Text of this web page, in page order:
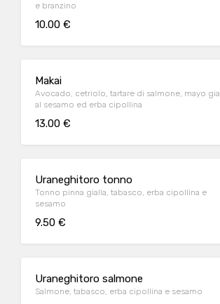
e branzino
10.00 €
Makai
Avocado, cetriolo, tartare di salmone, mayo
al sesamo ed erba cipollina
13.00 €
Uraneghitoro tonno
Tonno pinna gialla, tabasco, erba cipollina e
sesamo
9.50 €
Uraneghitoro salmone
Salmone, tabasco, erba cipollina e sesamo